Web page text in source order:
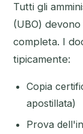
Tutti gli
(UBO)
completa. I
tipicamente:
Copia
apostillata)
Prova